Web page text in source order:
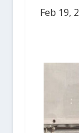
Feb 19,